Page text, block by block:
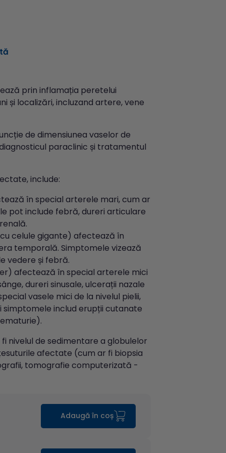
prin inflamația peretelui
și localizări, incluzand artere, vene
de dimensiunea vaselor de
paraclinic și tratamentul
include:
în special arterele mari, cum ar
pot include febră, dureri articulare
celule gigante) afectează în
temporală. Simptomele vizează
vedere și febră.
afectează în special arterele mici
dureri sinusale, ulcerații nazale
vasele mici de la nivelul pielii,
simptomele includ erupții cutanate
nivelul de sedimentare a globulelor
afectate (cum ar fi biopsia
tomografie computerizată -
Adaugă în coș